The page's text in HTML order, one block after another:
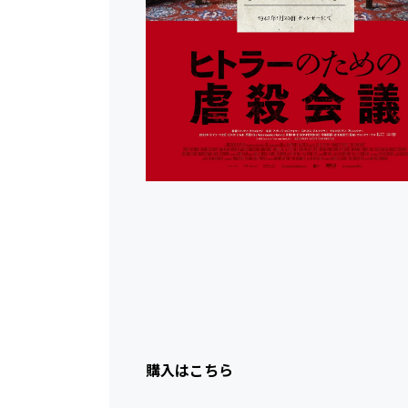
購入はこちら